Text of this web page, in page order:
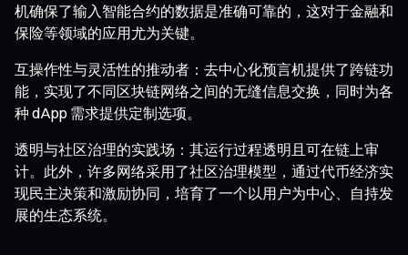
机确保了输入智能合约的数据是准确可靠的，这对于金融和
保险等领域的应用尤为关键。
互操作性与灵活性的推动者：去中心化预言机提供了跨链功
能，实现了不同区块链网络之间的无缝信息交换，同时为各
种 dApp 需求提供定制选项。
透明与社区治理的实践场：其运行过程透明且可在链上审
计。此外，许多网络采用了社区治理模型，通过代币经济实
现民主决策和激励协同，培育了一个以用户为中心、自持发
展的生态系统。